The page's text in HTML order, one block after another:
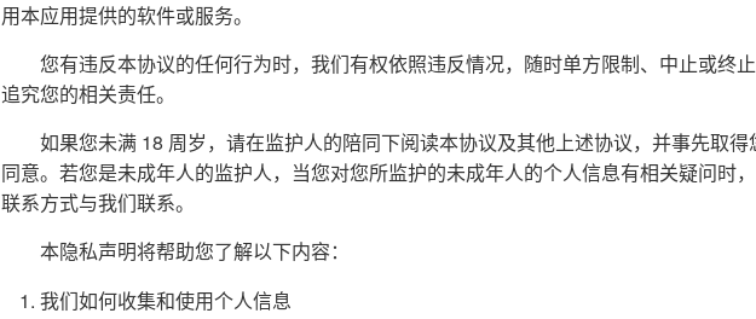
用本应用提供的软件或服务。
您有违反本协议的任何行为时，我们有权依照违反情况，随时单方限制、中止或终
追究您的相关责任。
如果您未满 18 周岁，请在监护人的陪同下阅读本协议及其他上述协议，并事先取
同意。若您是未成年人的监护人，当您对您所监护的未成年人的个人信息有相关疑问时
联系方式与我们联系。
本隐私声明将帮助您了解以下内容：
我们如何收集和使用个人信息